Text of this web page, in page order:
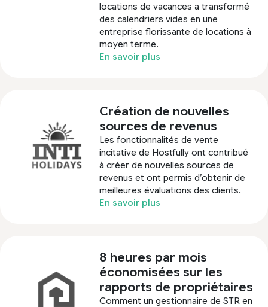
locations de vacances a transformé
des calendriers vides en une
entreprise florissante de locations à
moyen terme.
En savoir plus
Création de nouvelles
sources de revenus
Les fonctionnalités de vente
incitative de Hostfully ont contribué
à créer de nouvelles sources de
revenus et ont permis d’obtenir de
meilleures évaluations des clients.
En savoir plus
8 heures par mois
économisées sur les
rapports de propriétaires
Comment un gestionnaire de STR en